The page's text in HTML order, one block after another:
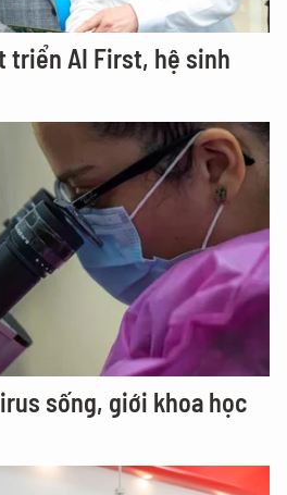
triển AI First, hệ sinh
sống, giới khoa học